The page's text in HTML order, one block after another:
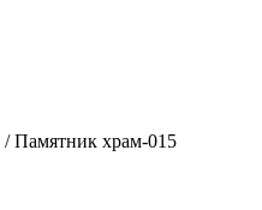
/ Памятник храм-015